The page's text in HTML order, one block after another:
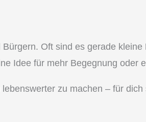
Oft sind es gerade
Idee für mehr Begegnung oder
zu machen – für